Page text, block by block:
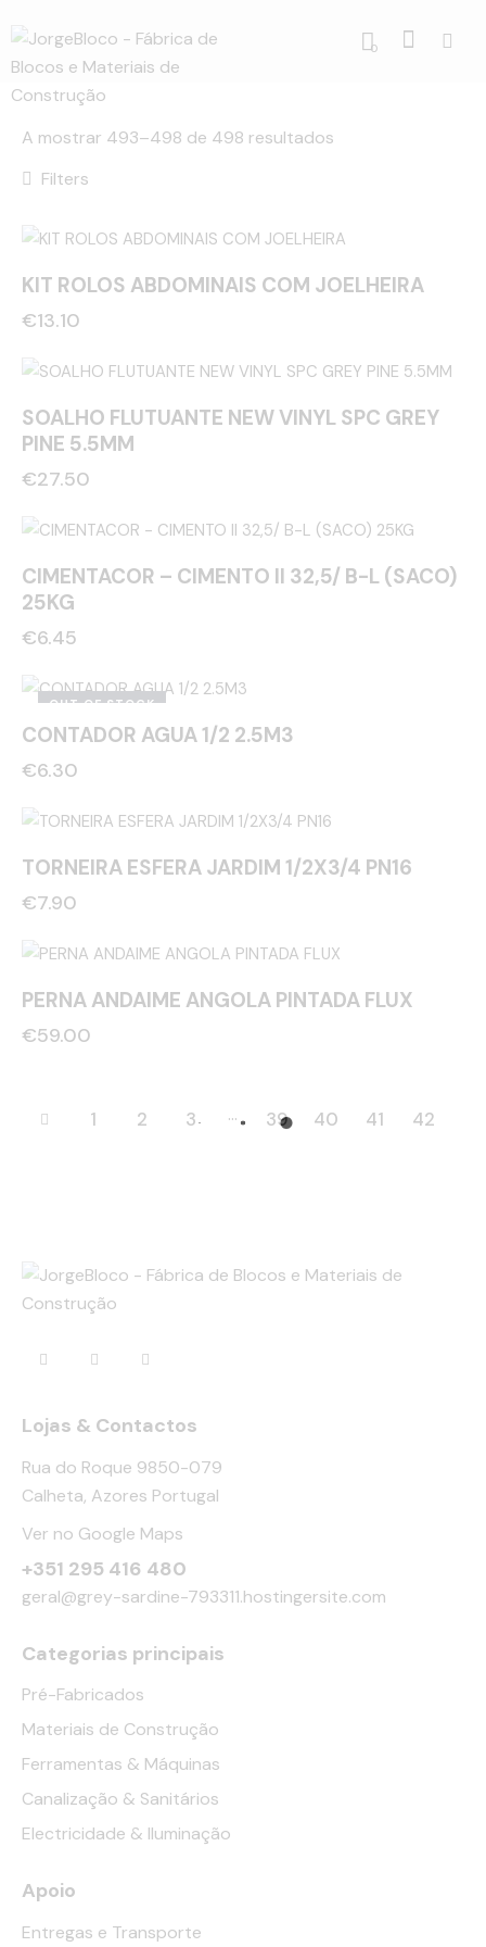
0
A mostrar 493–498 de 498 resultados
Filters
KIT ROLOS ABDOMINAIS COM JOELHEIRA
€13.10
SOALHO FLUTUANTE NEW VINYL SPC GREY
PINE 5.5MM
€27.50
CIMENTACOR – CIMENTO II 32,5/ B-L (SACO)
25KG
€6.45
OUT OF STOCK
CONTADOR AGUA 1/2 2.5M3
€6.30
TORNEIRA ESFERA JARDIM 1/2X3/4 PN16
€7.90
PERNA ANDAIME ANGOLA PINTADA FLUX
€59.00
1 2 3 … 39 40 41 42
Lojas & Contactos
Rua do Roque 9850-079
Calheta, Azores Portugal
Ver no Google Maps
+351 295 416 480
geral@grey-sardine-793311.hostingersite.com
Categorias principais
Pré-Fabricados
Materiais de Construção
Ferramentas & Máquinas
Canalização & Sanitários
Electricidade & Iluminação
Apoio
Entregas e Transporte